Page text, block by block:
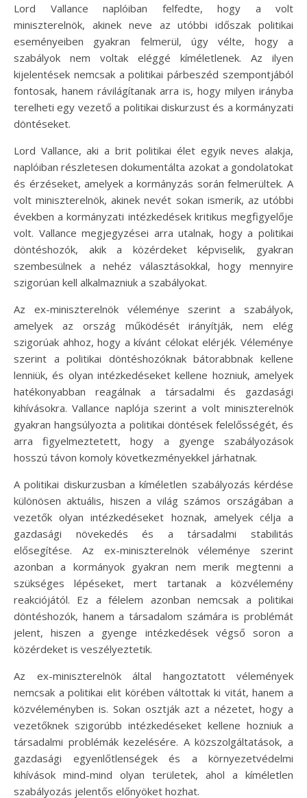
Lord Vallance naplóiban felfedte, hogy a volt
miniszterelnök, akinek neve az utóbbi időszak politikai
eseményeiben gyakran felmerül, úgy vélte, hogy a
szabályok nem voltak eléggé kíméletlenek. Az ilyen
kijelentések nemcsak a politikai párbeszéd szempontjából
fontosak, hanem rávilágítanak arra is, hogy milyen irányba
terelheti egy vezető a politikai diskurzust és a kormányzati
döntéseket.
Lord Vallance, aki a brit politikai élet egyik neves alakja,
naplóiban részletesen dokumentálta azokat a gondolatokat
és érzéseket, amelyek a kormányzás során felmerültek. A
volt miniszterelnök, akinek nevét sokan ismerik, az utóbbi
években a kormányzati intézkedések kritikus megfigyelője
volt. Vallance megjegyzései arra utalnak, hogy a politikai
döntéshozók, akik a közérdeket képviselik, gyakran
szembesülnek a nehéz választásokkal, hogy mennyire
szigorúan kell alkalmazniuk a szabályokat.
Az ex-miniszterelnök véleménye szerint a szabályok,
amelyek az ország működését irányítják, nem elég
szigorúak ahhoz, hogy a kívánt célokat elérjék. Véleménye
szerint a politikai döntéshozóknak bátorabbnak kellene
lenniük, és olyan intézkedéseket kellene hozniuk, amelyek
hatékonyabban reagálnak a társadalmi és gazdasági
kihívásokra. Vallance naplója szerint a volt miniszterelnök
gyakran hangsúlyozta a politikai döntések felelősségét, és
arra figyelmeztetett, hogy a gyenge szabályozások
hosszú távon komoly következményekkel járhatnak.
A politikai diskurzusban a kíméletlen szabályozás kérdése
különösen aktuális, hiszen a világ számos országában a
vezetők olyan intézkedéseket hoznak, amelyek célja a
gazdasági növekedés és a társadalmi stabilitás
elősegítése. Az ex-miniszterelnök véleménye szerint
azonban a kormányok gyakran nem merik megtenni a
szükséges lépéseket, mert tartanak a közvélemény
reakciójától. Ez a félelem azonban nemcsak a politikai
döntéshozók, hanem a társadalom számára is problémát
jelent, hiszen a gyenge intézkedések végső soron a
közérdeket is veszélyeztetik.
Az ex-miniszterelnök által hangoztatott vélemények
nemcsak a politikai elit körében váltottak ki vitát, hanem a
közvéleményben is. Sokan osztják azt a nézetet, hogy a
vezetőknek szigorúbb intézkedéseket kellene hozniuk a
társadalmi problémák kezelésére. A közszolgáltatások, a
gazdasági egyenlőtlenségek és a környezetvédelmi
kihívások mind-mind olyan területek, ahol a kíméletlen
szabályozás jelentős előnyöket hozhat.